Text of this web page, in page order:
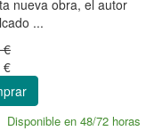
nueva obra, el autor
...
€
€
Disponible en 48/72 horas